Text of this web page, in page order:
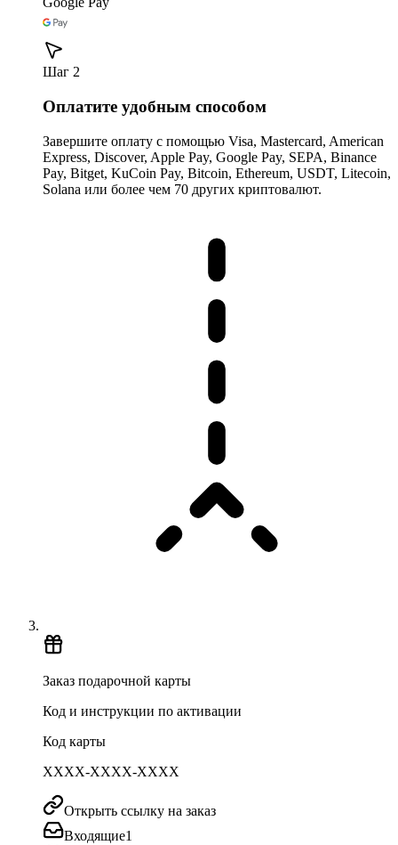
Шаг 2
Оплатите удобным способом
Завершите оплату с помощью Visa, Mastercard, American
Express, Discover, Apple Pay, Google Pay, SEPA, Binance
Pay, Bitget, KuCoin Pay, Bitcoin, Ethereum, USDT, Litecoin,
Solana или более чем 70 других криптовалют.
Заказ подарочной карты
Код и инструкции по активации
Код карты
XXXX-XXXX-XXXX
Открыть ссылку на заказ
Входящие1